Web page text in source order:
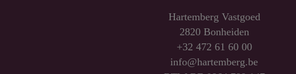
Hartemberg Vastgoed
2820 Bonheiden
+32 472 61 60 00
info@hartemberg.be